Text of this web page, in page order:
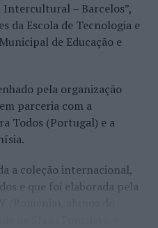
– Barcelos”,
da Escola de Tecnologia e
de Educação e
pela organização
parceria com a
Todos (Portugal) e a
a coleção internacional,
e que foi elaborada pela